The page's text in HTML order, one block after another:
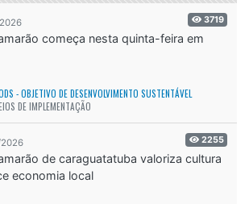
3719
começa nesta quinta-feira em
- OBJETIVO DE DESENVOLVIMENTO SUSTENTÁVEL
DE IMPLEMENTAÇÃO
2255
de caraguatatuba valoriza cultura
economia local